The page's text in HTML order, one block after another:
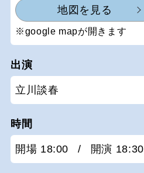
地図を見る
※google mapが開きます
出演
立川談春
時間
開場 18:00 / 開演 18:30